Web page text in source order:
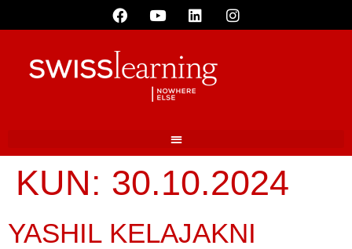
KUN: 30.10.2024
YASHIL KELAJAKNI